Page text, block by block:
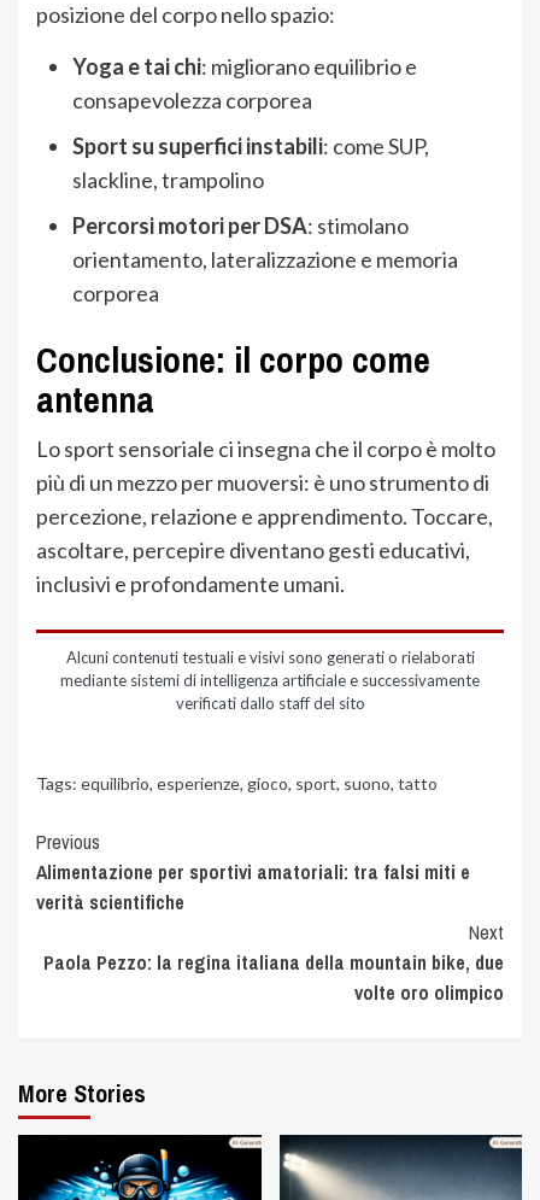
posizione del corpo nello spazio:
Yoga e tai chi: migliorano equilibrio e
consapevolezza corporea
Sport su superfici instabili: come SUP,
slackline, trampolino
Percorsi motori per DSA: stimolano
orientamento, lateralizzazione e memoria
corporea
Conclusione: il corpo come
antenna
Lo sport sensoriale ci insegna che il corpo è molto
più di un mezzo per muoversi: è uno strumento di
percezione, relazione e apprendimento. Toccare,
ascoltare, percepire diventano gesti educativi,
inclusivi e profondamente umani.
Alcuni contenuti testuali e visivi sono generati o rielaborati
mediante sistemi di intelligenza artificiale e successivamente
verificati dallo staff del sito
Tags: equilibrio, esperienze, gioco, sport, suono, tatto
Previous
Alimentazione per sportivi amatoriali: tra falsi miti e
verità scientifiche
Next
Paola Pezzo: la regina italiana della mountain bike, due
volte oro olimpico
More Stories